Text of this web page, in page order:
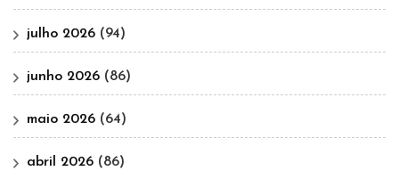
julho 2026 (94)
junho 2026 (86)
maio 2026 (64)
abril 2026 (86)